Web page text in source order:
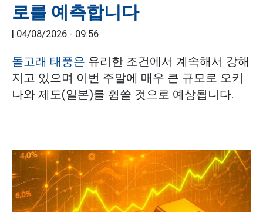
로를 예측합니다
04/08/2026 - 09:56
돌고래 태풍은 유리한 조건에서 계속해서 강해
지고 있으며 이번 주말에 매우 큰 규모로 오키
나와 제도(일본)를 휩쓸 것으로 예상됩니다.